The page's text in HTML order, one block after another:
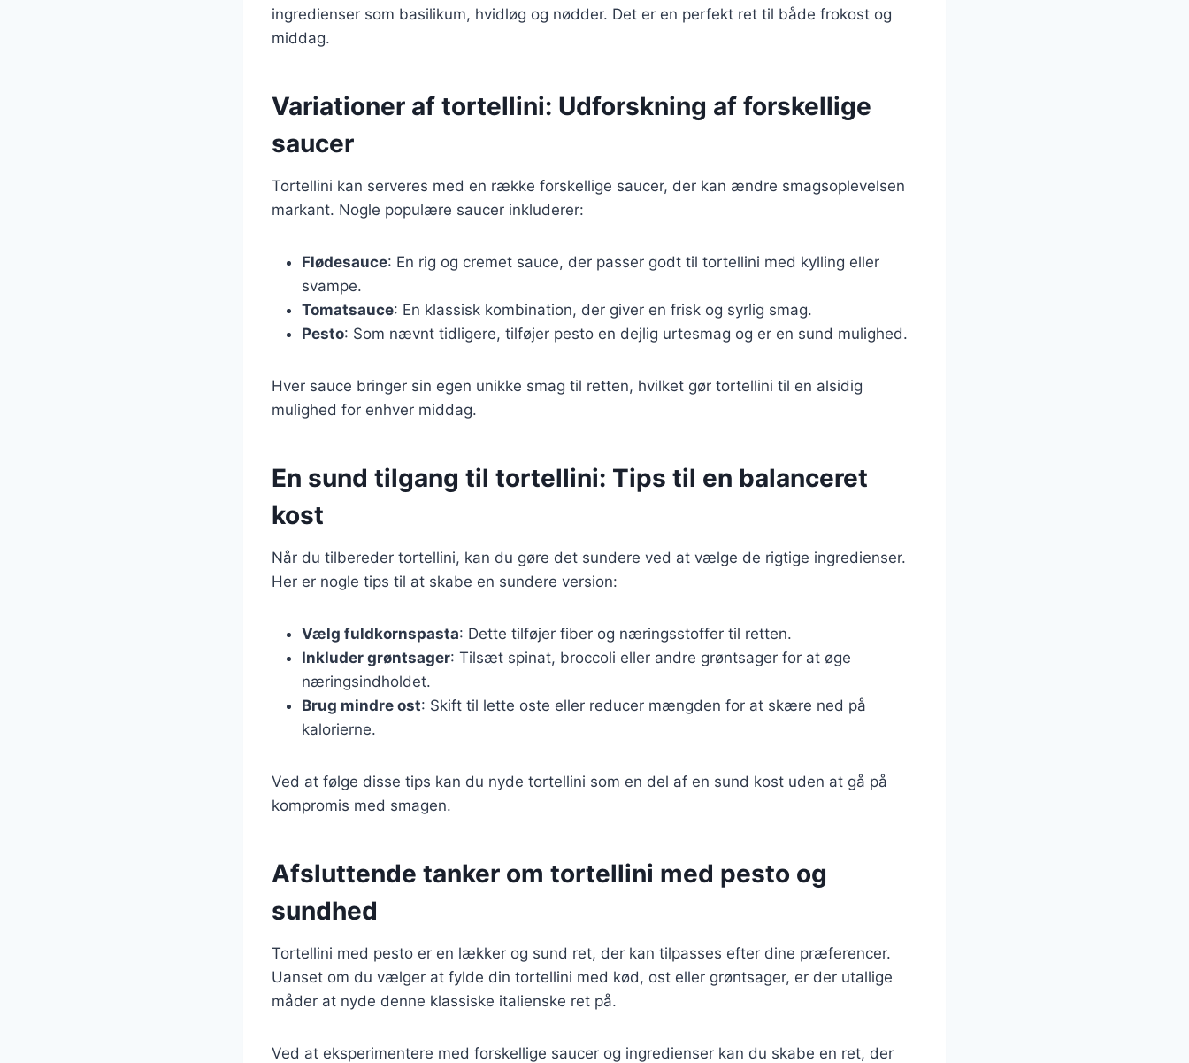
ingredienser som basilikum, hvidløg og nødder. Det er en perfekt ret til både frokost og
middag.
Variationer af tortellini: Udforskning af forskellige
saucer
Tortellini kan serveres med en række forskellige saucer, der kan ændre smagsoplevelsen
markant. Nogle populære saucer inkluderer:
Flødesauce: En rig og cremet sauce, der passer godt til tortellini med kylling eller
svampe.
Tomatsauce: En klassisk kombination, der giver en frisk og syrlig smag.
Pesto: Som nævnt tidligere, tilføjer pesto en dejlig urtesmag og er en sund mulighed.
Hver sauce bringer sin egen unikke smag til retten, hvilket gør tortellini til en alsidig
mulighed for enhver middag.
En sund tilgang til tortellini: Tips til en balanceret
kost
Når du tilbereder tortellini, kan du gøre det sundere ved at vælge de rigtige ingredienser.
Her er nogle tips til at skabe en sundere version:
Vælg fuldkornspasta: Dette tilføjer fiber og næringsstoffer til retten.
Inkluder grøntsager: Tilsæt spinat, broccoli eller andre grøntsager for at øge
næringsindholdet.
Brug mindre ost: Skift til lette oste eller reducer mængden for at skære ned på
kalorierne.
Ved at følge disse tips kan du nyde tortellini som en del af en sund kost uden at gå på
kompromis med smagen.
Afsluttende tanker om tortellini med pesto og
sundhed
Tortellini med pesto er en lækker og sund ret, der kan tilpasses efter dine præferencer.
Uanset om du vælger at fylde din tortellini med kød, ost eller grøntsager, er der utallige
måder at nyde denne klassiske italienske ret på.
Ved at eksperimentere med forskellige saucer og ingredienser kan du skabe en ret, der